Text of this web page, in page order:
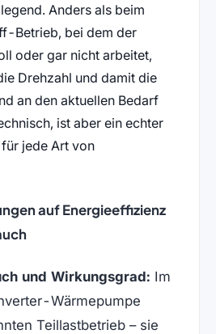
Anders als beim
Betrieb, bei dem der
oder gar nicht arbeitet,
Drehzahl und damit die
an den aktuellen Bedarf
ist aber ein echter
jede Art von
auf Energieeffizienz
und Wirkungsgrad: Im
Wärmepumpe
Teillastbetrieb – sie